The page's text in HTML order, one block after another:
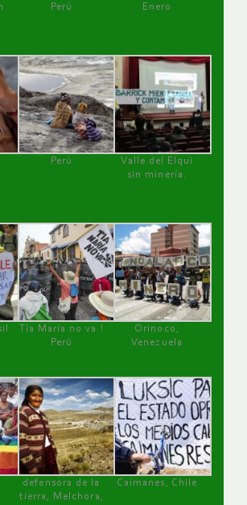
Perú
Enero
Perú
Valle del Elqui
sin minería.
Tía María no va !
Perú
Orinoco,
Venezuela
defensora de la
tierra, Melchora,
Caimanes, Chile